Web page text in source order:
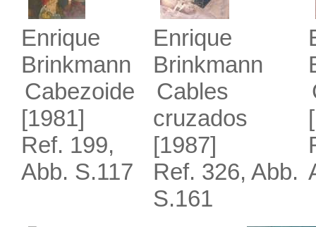
Enrique
Brinkmann
Cabezoide
[1981]
Ref. 199,
Abb. S.117
Enrique
Brinkmann
Cables
cruzados
[1987]
Ref. 326, Abb.
S.161